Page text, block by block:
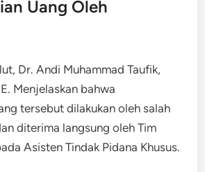
Uang Oleh
Dr. Andi Muhammad Taufik,
Menjelaskan bahwa
tersebut dilakukan oleh salah
diterima langsung oleh Tim
Asisten Tindak Pidana Khusus.